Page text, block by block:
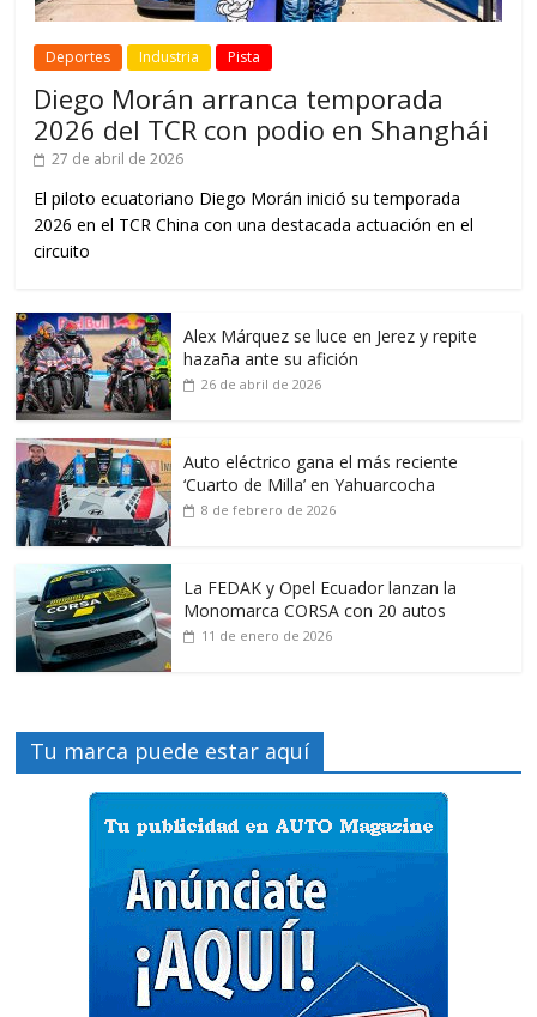
Deportes Industria Pista
Diego Morán arranca temporada
2026 del TCR con podio en Shanghái
27 de abril de 2026
El piloto ecuatoriano Diego Morán inició su temporada
2026 en el TCR China con una destacada actuación en el
circuito
Alex Márquez se luce en Jerez y repite
hazaña ante su afición
26 de abril de 2026
Auto eléctrico gana el más reciente
‘Cuarto de Milla’ en Yahuarcocha
8 de febrero de 2026
La FEDAK y Opel Ecuador lanzan la
Monomarca CORSA con 20 autos
11 de enero de 2026
Tu marca puede estar aquí